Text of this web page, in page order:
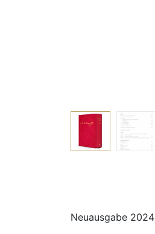
Neuausgabe 2024